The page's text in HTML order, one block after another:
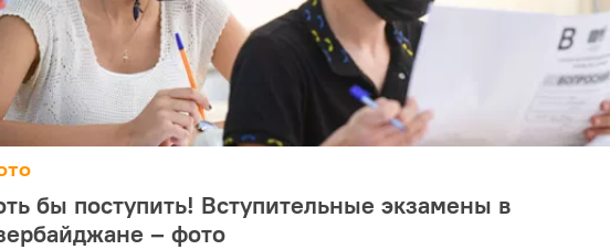
бы поступить! Вступительные экзамены в
– фото